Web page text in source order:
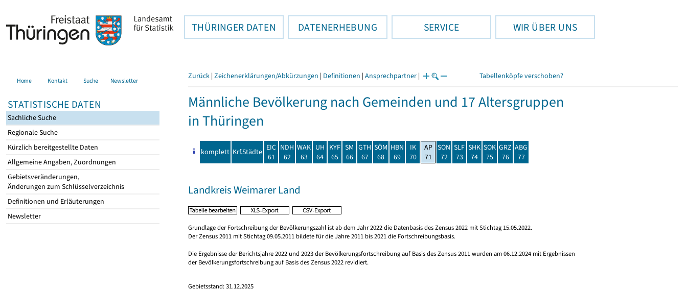
THÜRINGER DATEN DATENERHEBUNG SERVICE WIR ÜBER UNS
Home Kontakt Suche Newsletter
STATISTISCHE DATEN
Sachliche Suche
Regionale Suche
Kürzlich bereitgestellte Daten
Allgemeine Angaben, Zuordnungen
Gebietsveränderungen,
Änderungen zum Schlüsselverzeichnis
Definitionen und Erläuterungen
Newsletter
Zurück | Zeichenerklärungen/Abkürzungen | Definitionen | Ansprechpartner | Tabellenköpfe verschoben?
Männliche Bevölkerung nach Gemeinden und 17 Altersgruppen
in Thüringen
komplett Krf.Städte EIC
61
NDH
62
WAK
63
UH
64
KYF
65
SM
66
GTH
67
SÖM
68
HBN
69
IK
70
AP
71
SON
72
SLF
73
SHK
74
SOK
75
GRZ
76
ABG
77
Landkreis Weimarer Land
Grundlage der Fortschreibung der Bevölkerungszahl ist ab dem Jahr 2022 die Datenbasis des Zensus 2022 mit Stichtag 15.05.2022.
Der Zensus 2011 mit Stichtag 09.05.2011 bildete für die Jahre 2011 bis 2021 die Fortschreibungsbasis.
Die Ergebnisse der Berichtsjahre 2022 und 2023 der Bevölkerungsfortschreibung auf Basis des Zensus 2011 wurden am 06.12.2024 mit Ergebnissen
der Bevölkerungsfortschreibung auf Basis des Zensus 2022 revidiert.
Gebietsstand: 31.12.2025